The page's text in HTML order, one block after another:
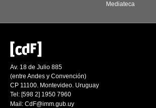
Mediateca
Av. 18 de Julio 885
(entre Andes y Convención)
CP 11100. Montevideo. Uruguay
Tel: [598 2] 1950 7960
Mail: CdF@imm.gub.uy